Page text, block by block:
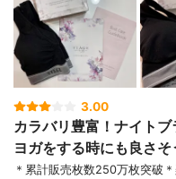
3.00
カラバリ豊富！ナイト
ヨガをする時にも良さそ
＊累計販売枚数250万枚突破